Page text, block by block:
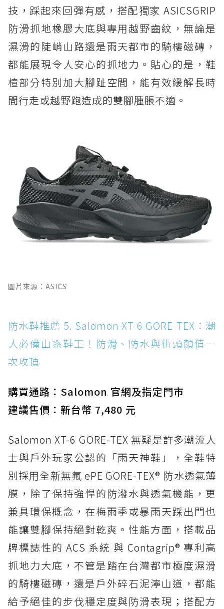
技，踩起來回彈有感，搭配獨家 ASICSGRIP
防滑抓地橡膠大底與專用越野齒紋，無論是
濕滑的陡峭山路還是雨天都市的騎樓磁磚，
都能展現令人安心的抓地力。貼心的是，鞋
楦部分特別加大腳趾空間，能有效緩解長時
間行走或越野跑造成的雙腳腫脹不適。
圖片來源：ASICS
防水鞋推薦 5. Salomon XT-6 GORE-TEX：潮
人必備山系鞋王！防滑、防水與街頭顏值一
次攻頂
購買通路：Salomon 官網及指定門市
建議售價：新台幣 7,480 元
Salomon XT-6 GORE-TEX 無疑是許多潮流人
士與戶外玩家公認的「雨天神鞋」，全鞋特
別採用全新無氟 ePE GORE-TEX® 防水透氣薄
膜，除了保持強悍的防潑水與透氣機能，更
兼具環保概念，在梅雨季或暴雨天踩出門也
能讓雙腳保持絕對乾爽。性能方面，搭載品
牌標誌性的 ACS 系統 與 Contagrip® 專利高
抓地力大底，不管是踏在台灣都市極度濕滑
的騎樓磁磚，還是戶外碎石泥濘山道，都能
給予絕佳的步伐穩定度與防滑表現；搭配方